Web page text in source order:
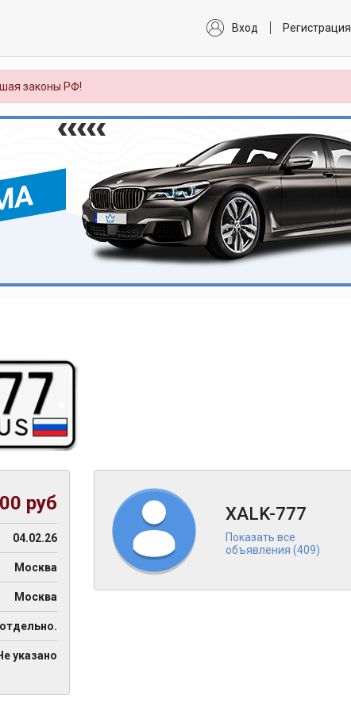
Вход Регистрация
законы РФ!
руб
04.02.26
Москва
Москва
указано
XALK-777
Показать все
объявления (409)